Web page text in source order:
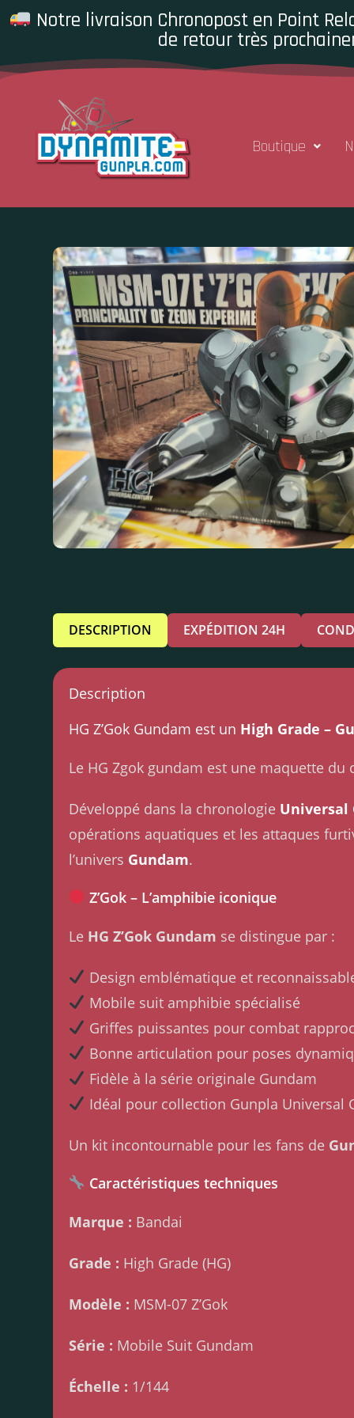
Notre livraison Chronopost en Point
de retour très
Boutique
DESCRIPTION EXPÉDITION 24H
Description
HG Z’Gok Gundam est un High Grade –
Le HG Zgok gundam est une maquette
Développé dans la chronologie Universal
opérations aquatiques et les attaques
l’univers Gundam.
Z’Gok – L’amphibie iconique
Le HG Z’Gok Gundam se distingue par :
Design emblématique et
Mobile suit amphibie spécialisé
Griffes puissantes pour combat
Bonne articulation pour poses
Fidèle à la série originale Gundam
Idéal pour collection Gunpla Universal
Un kit incontournable pour les fans de
Caractéristiques techniques
Marque : Bandai
Grade : High Grade (HG)
Modèle : MSM-07 Z’Gok
Série : Mobile Suit Gundam
Échelle : 1/144